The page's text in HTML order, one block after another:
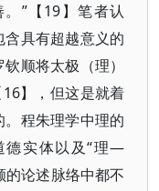
”【19】笔者认
具有超越意义的
顺将太极（理）
】，但这是就着
程朱理学中理的
德实体以及“理—
论述脉络中都不